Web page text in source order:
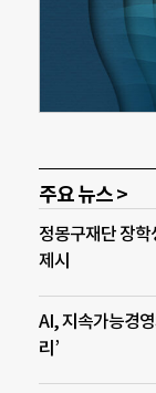
주요 뉴스 >
정몽구재단 장학
제시
AI, 지속가능경
리’